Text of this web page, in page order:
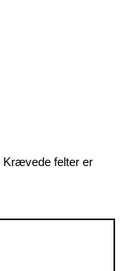
Krævede felter er